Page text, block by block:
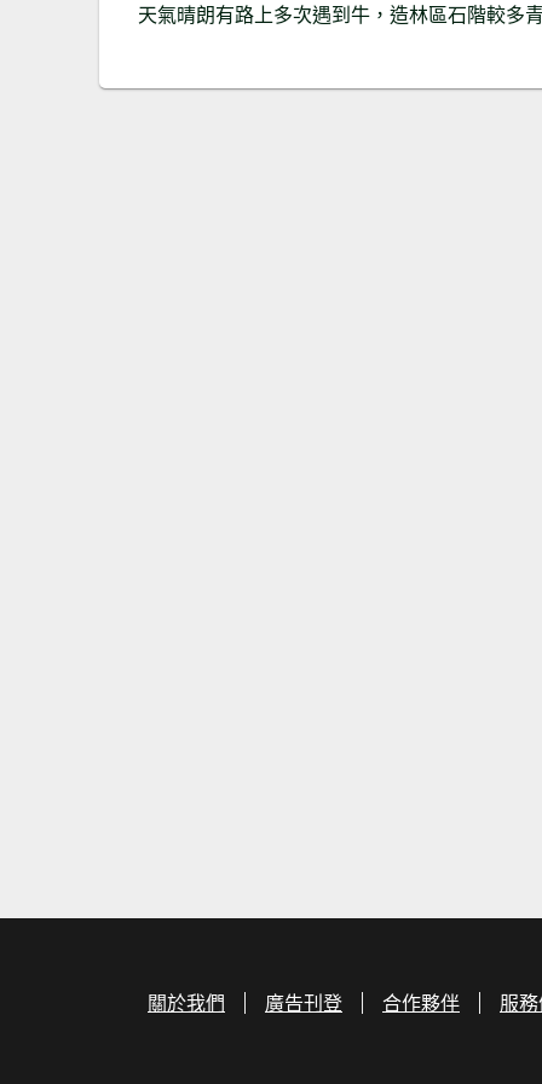
天氣晴朗有路上多次遇到牛，造林區石階較多
關於我們 廣告刊登 合作夥伴 服